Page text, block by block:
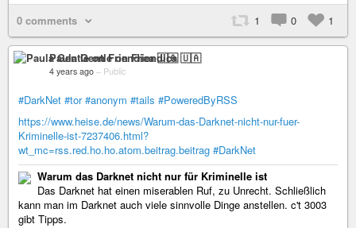
0 comments 1 0 1
Paula Gentle on Friendica 🇺🇦
4 years ago – Public
#DarkNet #tor #anonym #tails #PoweredByRSS
https://www.heise.de/news/Warum-das-Darknet-nicht-nur-fuer-
Kriminelle-ist-7237406.html?
wt_mc=rss.red.ho.ho.atom.beitrag.beitrag #DarkNet
Warum das Darknet nicht nur für Kriminelle ist
Das Darknet hat einen miserablen Ruf, zu Unrecht. Schließlich
kann man im Darknet auch viele sinnvolle Dinge anstellen. c't 3003
gibt Tipps.